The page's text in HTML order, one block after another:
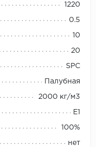
1220
0.5
10
20
SPC
Палубная
2000 кг/м3
E1
100%
нет